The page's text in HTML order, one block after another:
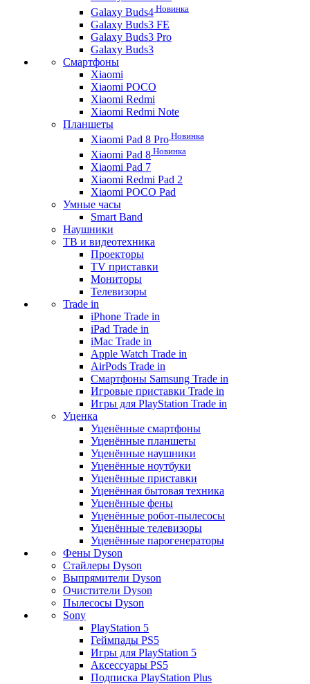
Galaxy Buds4 Новинка
Galaxy Buds3 FE
Galaxy Buds3 Pro
Galaxy Buds3
Смартфоны
Xiaomi
Xiaomi POCO
Xiaomi Redmi
Xiaomi Redmi Note
Планшеты
Xiaomi Pad 8 Pro Новинка
Xiaomi Pad 8 Новинка
Xiaomi Pad 7
Xiaomi Redmi Pad 2
Xiaomi POCO Pad
Умные часы
Smart Band
Наушники
ТВ и видеотехника
Проекторы
TV приставки
Мониторы
Телевизоры
Trade in
iPhone Trade in
iPad Trade in
iMac Trade in
Apple Watch Trade in
AirPods Trade in
Смартфоны Samsung Trade in
Игровые приставки Trade in
Игры для PlayStation Trade in
Уценка
Уценённые смартфоны
Уценённые планшеты
Уценённые наушники
Уценённые ноутбуки
Уценённые приставки
Уценённая бытовая техника
Уценённые фены
Уценённые робот-пылесосы
Уценённые телевизоры
Уценённые парогенераторы
Фены Dyson
Стайлеры Dyson
Выпрямители Dyson
Очистители Dyson
Пылесосы Dyson
Sony
PlayStation 5
Геймпады PS5
Игры для PlayStation 5
Аксессуары PS5
Подписка PlayStation Plus